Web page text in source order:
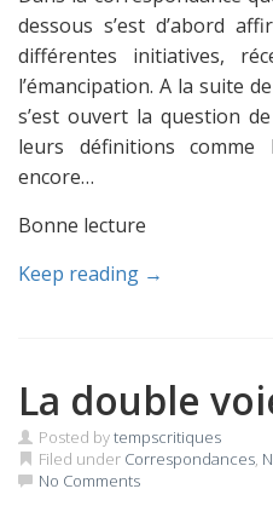
dessous s’est d’abord
différentes initiatives,
l’émancipation. A la suite
s’est ouvert la question
leurs définitions
encore…
Bonne lecture
Keep reading →
La double
Posted bytempscritiques
Filed under Correspondances,
No Comments